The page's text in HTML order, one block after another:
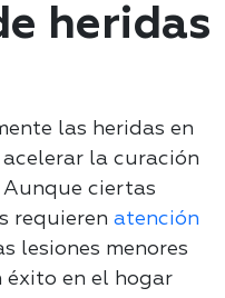
heridas
las heridas en
la curación
Aunque ciertas
requieren atención
lesiones menores
éxito en el hogar